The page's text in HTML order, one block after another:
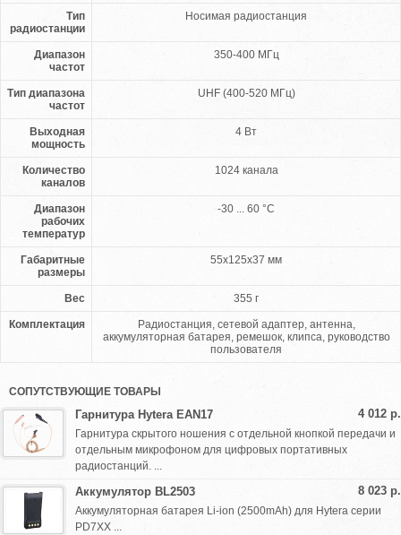
Тип
радиостанции
Носимая радиостанция
Диапазон
частот
350-400 МГц
Тип диапазона
частот
UHF (400-520 МГц)
Выходная
мощность
4 Вт
Количество
каналов
1024 канала
Диапазон
рабочих
температур
-30 ... 60 °С
Габаритные
размеры
55x125x37 мм
Вес 355 г
Комплектация
Радиостанция, сетевой адаптер, антенна,
аккумуляторная батарея, ремешок, клипса, руководство
пользователя
СОПУТСТВУЮЩИЕ ТОВАРЫ
4 012 р.
Гарнитура Hytera EAN17
Гарнитура скрытого ношения с отдельной кнопкой передачи и
отдельным микрофоном для цифровых портативных
радиостанций. ...
8 023 р.
Аккумулятор BL2503
Аккумуляторная батарея Li-ion (2500mAh) для Hytera серии
PD7XX ...